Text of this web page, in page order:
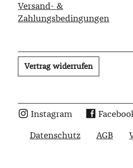
Versand- &
Zahlungsbedingungen
Vertrag widerrufen
Instagram
Datenschutz
AGB